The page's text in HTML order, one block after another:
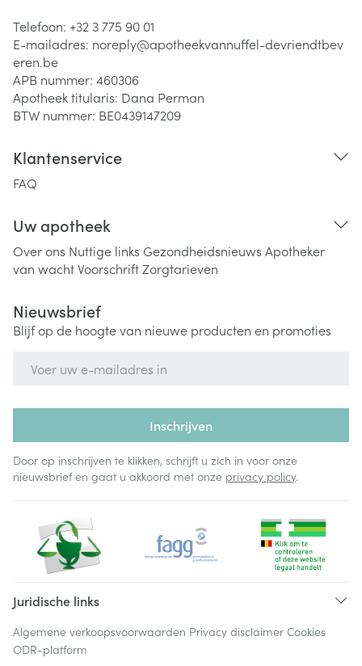
Telefoon: +32 3 775 90 01
E-mailadres: noreply@apotheekvannuffel-devriendtbev
eren.be
APB nummer: 460306
Apotheek titularis: Dana Perman
BTW nummer: BE0439147209
Klantenservice
FAQ
Uw apotheek
Over ons Nuttige links Gezondheidsnieuws Apotheker
van wachtVoorschriftZorgtarieven
Nieuwsbrief
Blijf op de hoogte van nieuwe producten en promoties
Inschrijven
Door op inschrijven te klikken, schrijft u zich in voor onze
nieuwsbrief en gaat u akkoord met onze privacy policy.
Juridische links
Algemene verkoopsvoorwaarden Privacy disclaimer Cookies
ODR-platform